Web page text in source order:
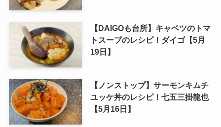
【DAIGOも台所】キャベツのトマ
トスープのレシピ！ダイゴ【5月
19日】
【ノンストップ】サーモンキムチ
ユッケ丼のレシピ！七五三掛龍也
【5月16日】